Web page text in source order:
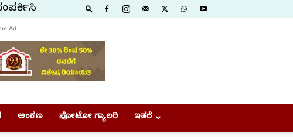
Ad
ಅಂಕಣ ಫೋಟೋ ಗ್ಯಾಲರಿ ಇತರೆ